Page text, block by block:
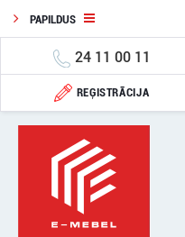
PAPILDUS
24 11 00 11
REĢISTRĀCIJA